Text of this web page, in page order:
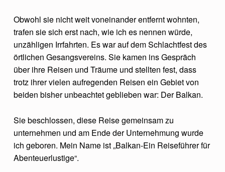
E
B
E
N
Obwohl sie nicht weit voneinander entfernt wohnten,
trafen sie sich erst nach, wie ich es nennen würde,
unzähligen Irrfahrten. Es war auf dem Schlachtfest des
örtlichen Gesangsvereins. Sie kamen ins Gespräch
über ihre Reisen und Träume und stellten fest, dass
trotz ihrer vielen aufregenden Reisen ein Gebiet von
beiden bisher unbeachtet geblieben war: Der Balkan.
Sie beschlossen, diese Reise gemeinsam zu
unternehmen und am Ende der Unternehmung wurde
ich geboren. Mein Name ist „Balkan-Ein Reiseführer für
Abenteuerlustige“.